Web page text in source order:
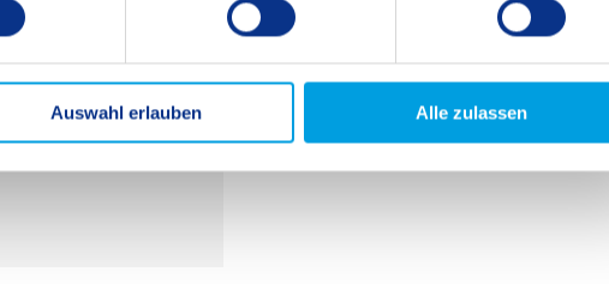
Auswahl erlauben Alle zulassen